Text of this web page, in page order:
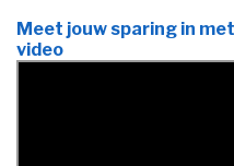
Meet jouw sparing in
video